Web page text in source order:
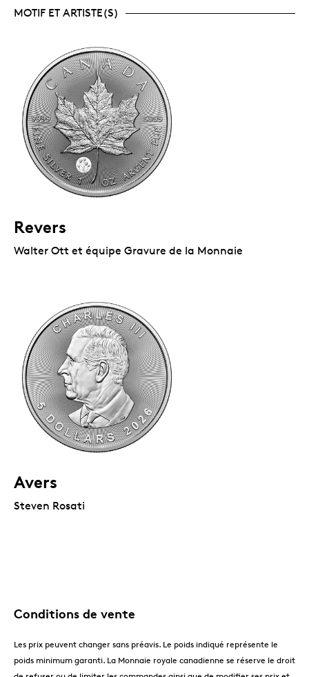
MOTIF ET ARTISTE(S)
Revers
Walter Ott et équipe Gravure de la Monnaie
Avers
Steven Rosati
Conditions de vente
Les prix peuvent changer sans préavis. Le poids indiqué représente le
poids minimum garanti. La Monnaie royale canadienne se réserve le droit